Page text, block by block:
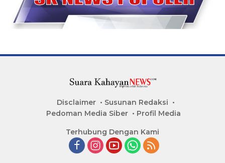
Disclaimer
Susunan Redaksi
Pedoman Media Siber
Profil Media
Terhubung Dengan Kami